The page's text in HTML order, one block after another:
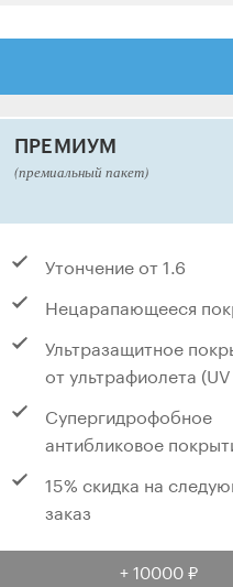
ПРЕМИУМ
(премиальный пакет)
Утончение от 1.6
Нецарапающееся
Ультразащитное
от ультрафиолета
Супергидрофобное
антибликовое
15% скидка на
заказ
+ 10000 ₽